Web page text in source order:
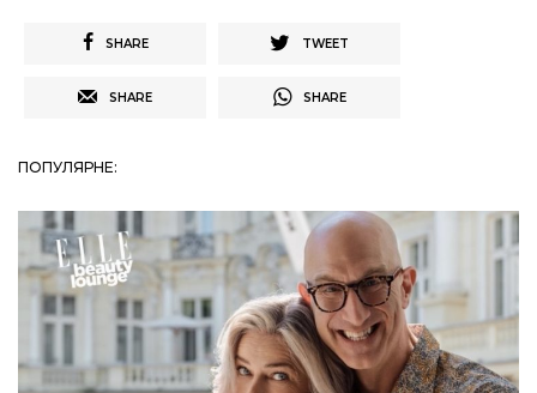
SHARE TWEET
SHARE SHARE
ПОПУЛЯРНЕ: